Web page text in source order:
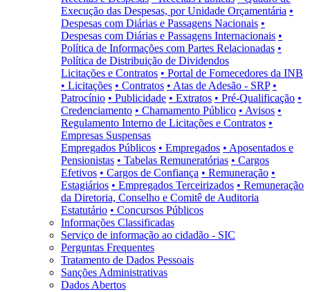
Execução das Despesas, por Unidade Orçamentária •
Despesas com Diárias e Passagens Nacionais •
Despesas com Diárias e Passagens Internacionais •
Política de Informações com Partes Relacionadas •
Política de Distribuição de Dividendos
Licitações e Contratos • Portal de Fornecedores da INB
• Licitações • Contratos • Atas de Adesão - SRP •
Patrocínio • Publicidade • Extratos • Pré-Qualificação •
Credenciamento • Chamamento Público • Avisos •
Regulamento Interno de Licitações e Contratos •
Empresas Suspensas
Empregados Públicos • Empregados • Aposentados e
Pensionistas • Tabelas Remuneratórias • Cargos
Efetivos • Cargos de Confiança • Remuneração •
Estagiários • Empregados Terceirizados • Remuneração
da Diretoria, Conselho e Comitê de Auditoria
Estatutário • Concursos Públicos
Informações Classificadas
Serviço de informação ao cidadão - SIC
Perguntas Frequentes
Tratamento de Dados Pessoais
Sanções Administrativas
Dados Abertos